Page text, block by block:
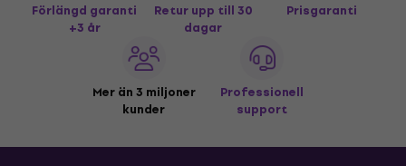
Förlängd garanti
+3 år
Retur upp till 30
dagar
Prisgaranti
Mer än 3 miljoner
kunder
Professionell
support